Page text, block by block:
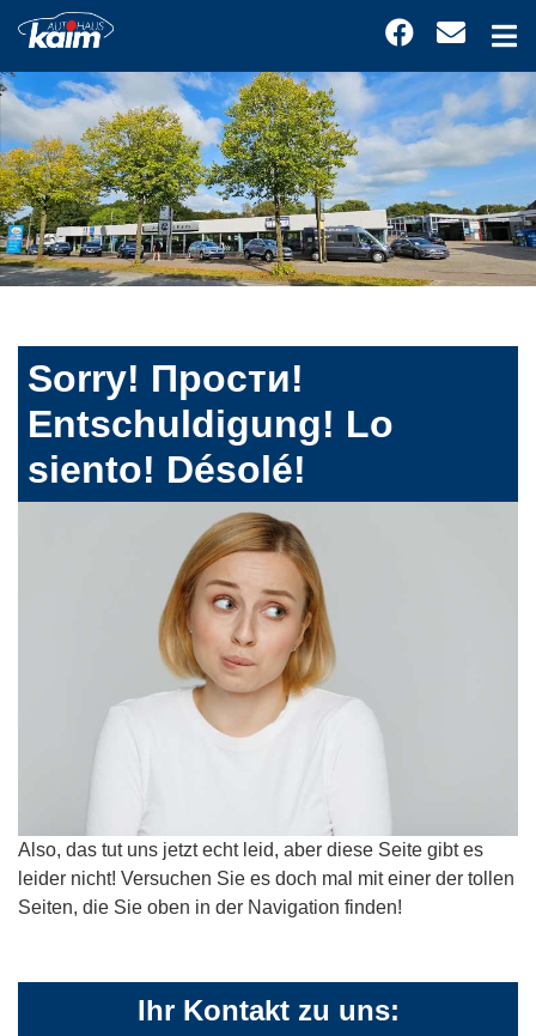
Sorry! Прости!
Entschuldigung! Lo
siento! Désolé!
Also, das tut uns jetzt echt leid, aber diese Seite gibt es
leider nicht! Versuchen Sie es doch mal mit einer der tollen
Seiten, die Sie oben in der Navigation finden!
Ihr Kontakt zu uns: